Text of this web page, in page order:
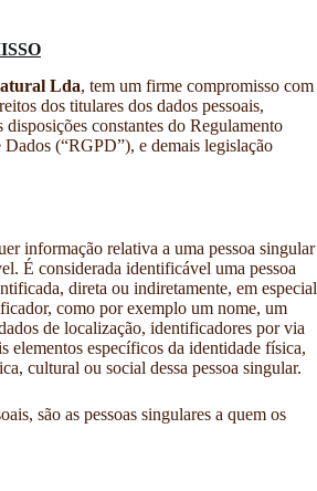
Lda, tem um firme compromisso com
dos titulares dos dados pessoais,
disposições constantes do Regulamento
Dados (“RGPD”), e demais legislação
informação relativa a uma pessoa singular
É considerada identificável uma pessoa
direta ou indiretamente, em especial
como por exemplo um nome, um
de localização, identificadores por via
elementos específicos da identidade física,
cultural ou social dessa pessoa singular.
são as pessoas singulares a quem os